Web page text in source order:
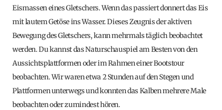
Eismassen eines Gletschers. Wenn das passiert donnert das Eis
mit lautem Getöse ins Wasser. Dieses Zeugnis der aktiven
Bewegung des Gletschers, kann mehrmals täglich beobachtet
werden. Du kannst das Naturschauspiel am Besten von den
Aussichtsplattformen oder im Rahmen einer Bootstour
beobachten. Wir waren etwa 2 Stunden auf den Stegen und
Plattformen unterwegs und konnten das Kalben mehrere Male
beobachten oder zumindest hören.